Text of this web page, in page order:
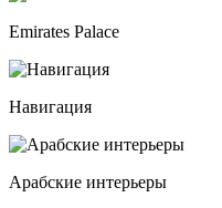
Emirates Palace
Навигация
Арабские интерьеры